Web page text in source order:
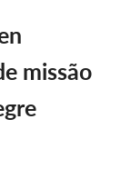
missão